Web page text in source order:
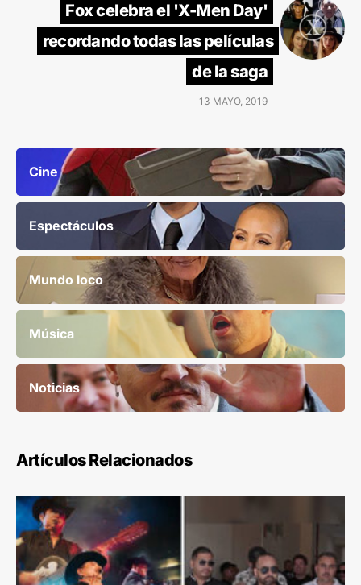
Fox celebra el 'X-Men Day'
recordando todas las películas
de la saga
13 MAYO, 2019
Cine
Espectáculos
Mundo loco
Música
Noticias
Artículos Relacionados